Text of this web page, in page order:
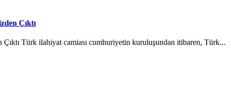
Çıktı
Çıktı Türk ilahiyat camiası cumhuriyetin kuruluşundan itibaren, Türk...